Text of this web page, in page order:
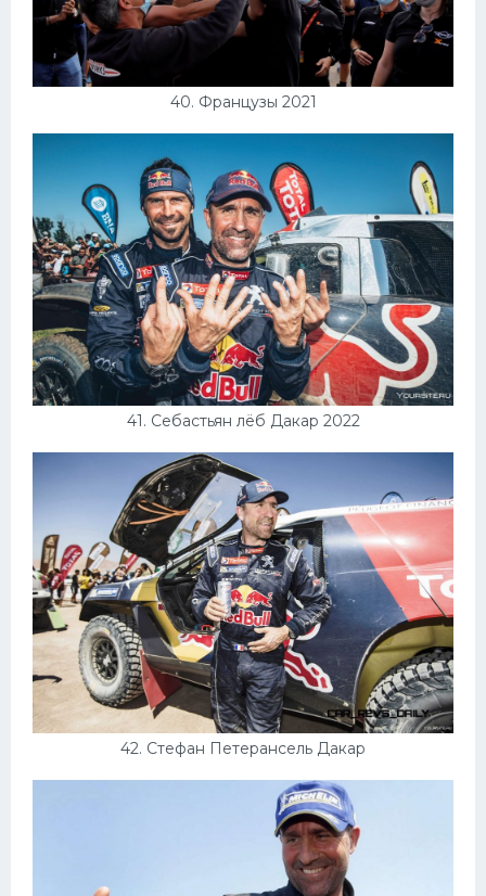
40. Французы 2021
41. Себастьян лёб Дакар 2022
42. Стефан Петерансель Дакар